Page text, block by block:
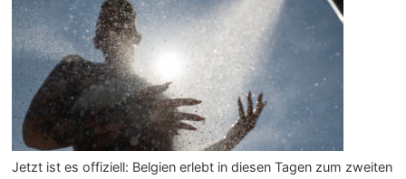
Jetzt ist es offiziell: Belgien erlebt in diesen Tagen zum zweiten